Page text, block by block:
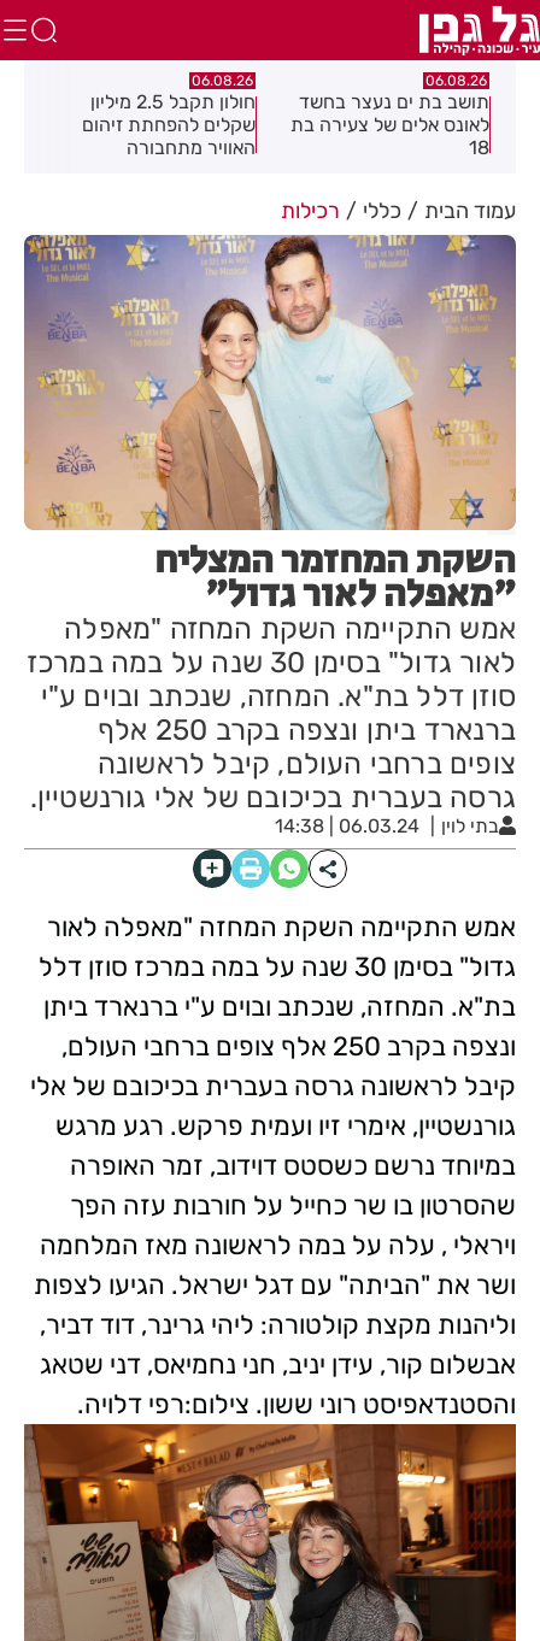
06.08.26
תושב בת ים נעצר בחשד
לאונס אלים של צעירה בת
18
06.08.26
חולון תקבל 2.5 מיליון
שקלים להפחתת זיהום
האוויר מתחבורה
עמוד הבית כללי רכילות
השקת המחזמר המצליח
"מאפלה לאור גדול"
אמש התקיימה השקת המחזה "מאפלה
לאור גדול" בסימן 30 שנה על במה במרכז
סוזן דלל בת"א. המחזה, שנכתב ובוים ע"י
ברנארד ביתן ונצפה בקרב 250 אלף
צופים ברחבי העולם, קיבל לראשונה
גרסה בעברית בכיכובם של אלי גורנשטיין.
בתי לוין 06.03.24 | 14:38
אמש התקיימה השקת המחזה "מאפלה לאור
גדול" בסימן 30 שנה על במה במרכז סוזן דלל
בת"א. המחזה, שנכתב ובוים ע"י ברנארד ביתן
ונצפה בקרב 250 אלף צופים ברחבי העולם,
קיבל לראשונה גרסה בעברית בכיכובם של אלי
גורנשטיין, אימרי זיו ועמית פרקש. רגע מרגש
במיוחד נרשם כשסטס דוידוב, זמר האופרה
שהסרטון בו שר כחייל על חורבות עזה הפך
ויראלי , עלה על במה לראשונה מאז המלחמה
ושר את "הביתה" עם דגל ישראל. הגיעו לצפות
וליהנות מקצת קולטורה: ליהי גרינר, דוד דביר,
אבשלום קור, עידן יניב, חני נחמיאס, דני שטאג
והסטנדאפיסט רוני ששון. צילום:רפי דלויה.